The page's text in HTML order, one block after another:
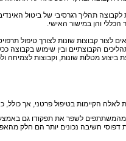
תהליך רגרסיבי של ביטול
הכללי והן במישור האישי.
לצור קבוצות שונות לצורך טיפול
הקבוצתיים ובין שימוש בקבוצה
מטלות שונות, וקבוצות לצמיחה
הקיימות בטיפול פרטני, אך כולל,
מהמשתתפים לשפר את תפקודו גם
דפוסי חשיבה נכונים יותר הם חלק